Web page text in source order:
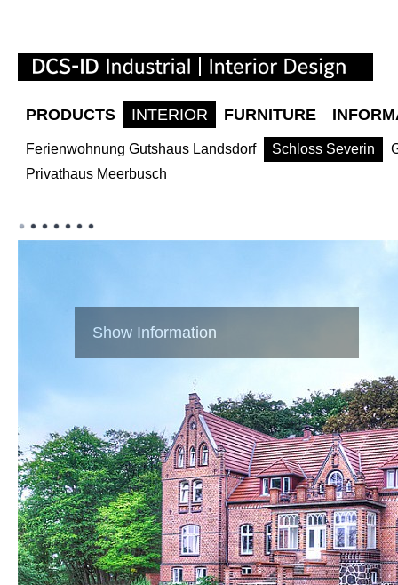
PRODUCTS INTERIOR FURNITURE
Ferienwohnung Gutshaus Landsdorf Schloss Severin
Privathaus Meerbusch
Show Information